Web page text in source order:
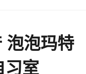
泡泡玛特
习室